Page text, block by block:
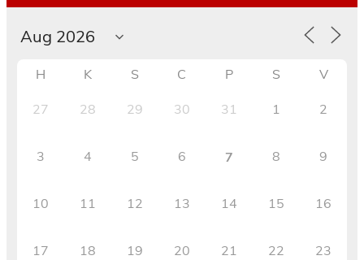
H K S C P S V
27 28 29 30 31 1 2
3 4 5 6 7 8 9
10 11 12 13 14 15 16
17 18 19 20 21 22 23